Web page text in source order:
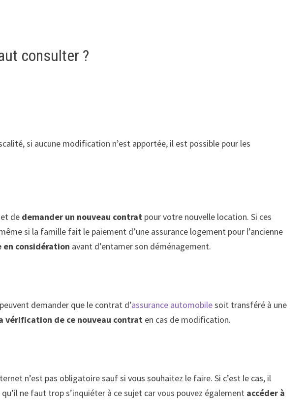
consulter ?
si aucune modification n’est apportée, il est possible pour les
et de demander un nouveau contrat pour votre nouvelle location. Si ces
si la famille fait le paiement d’une assurance logement pour l’ancienne
considération avant d’entamer son déménagement.
demander que le contrat d’assurance automobilesoit transféré à une
vérification de ce nouveau contrat en cas de modification.
n’est pas obligatoire sauf si vous souhaitez le faire. Si c’est le cas, il
ne faut trop s’inquiéter à ce sujet car vous pouvez également accéder à